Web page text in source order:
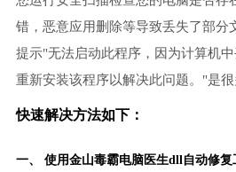
错，恶意应用删除等导致丢失了部分
提示"无法启动此程序，因为计算机
重新安装该程序以解决此问题。"是很
快速解决方法如下：
一、 使用金山毒霸电脑医生dll自动修复